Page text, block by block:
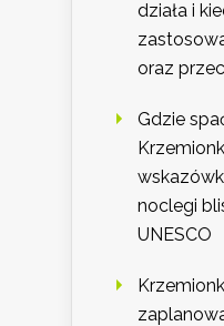
działa i
oraz
Gdzie
noclegi
UNESCO